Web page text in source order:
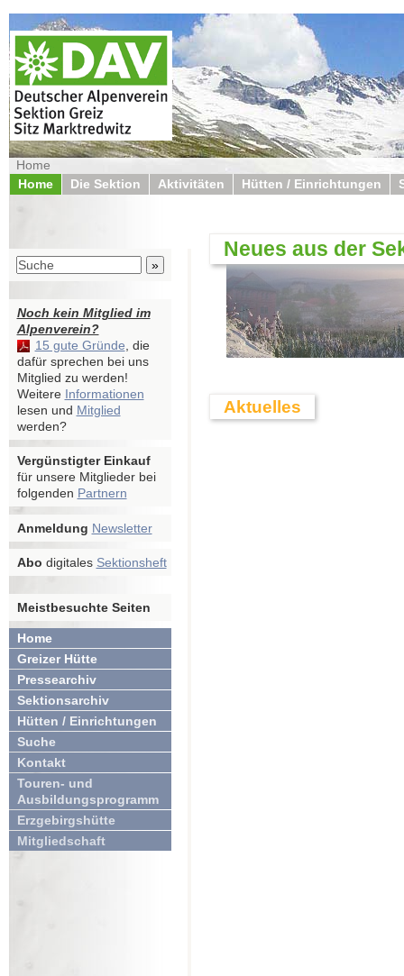
Home
Home
Die Sektion Aktivitäten Hütten / Einrichtungen
Noch kein Mitglied im
Alpenverein?
15 gute Gründe , die
dafür sprechen bei uns
Mitglied zu werden!
Weitere Informationen
lesen und Mitglied
werden?
Vergünstigter Einkauf
für unsere Mitglieder bei
folgenden Partnern
Anmeldung Newsletter
Abo digitales Sektionsheft
Meistbesuchte Seiten
Home
Greizer Hütte
Pressearchiv
Sektionsarchiv
Hütten / Einrichtungen
Suche
Kontakt
Touren- und
Ausbildungsprogramm
Erzgebirgshütte
Mitgliedschaft
Neues aus der
Aktuelles